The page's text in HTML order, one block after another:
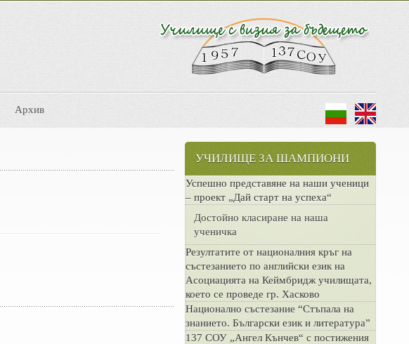
Архив
УЧИЛИЩЕ ЗА ШАМПИОНИ
Успешно представяне на наши ученици
– проект „Дай старт на успеха“
Достойно класиране на наша
ученичка
Резултатите от националния кръг на
състезанието по английски език на
Асоциацията на Кеймбридж училищата,
което се проведе гр. Хасково
Национално състезание “Стъпала на
знанието. Български език и литература”
137 СОУ „Ангел Кънчев“ с постижения